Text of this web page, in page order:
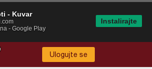
Ulogujte se
- Kuvar
- Google Play
Instalirajte